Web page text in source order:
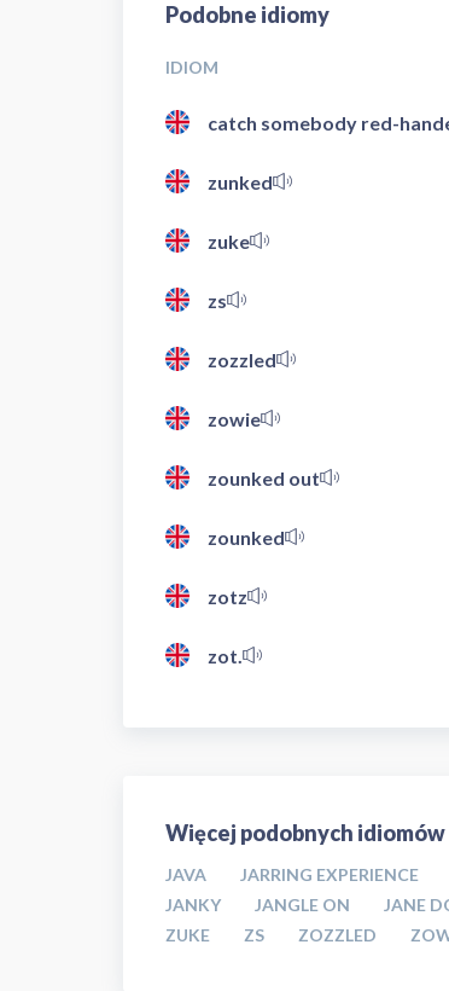
Podobne idiomy
IDIOM
catch somebody red-
zunked
zuke
zs
zozzled
zowie
zounked out
zounked
zotz
zot.
Więcej podobnych idiomów
JAVA JARRING EXPERIENCE
JANKY
JANGLE ON JANE
ZUKE
ZS ZOZZLED